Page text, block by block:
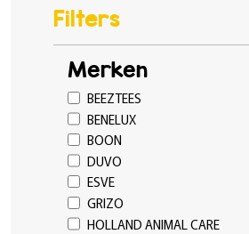
Filters
Merken
BEEZTEES
BENELUX
BOON
DUVO
ESVE
GRIZO
HOLLAND ANIMAL CARE